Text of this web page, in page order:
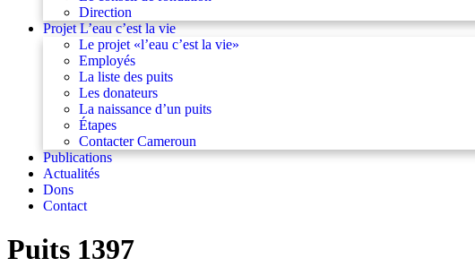
Direction
Projet L’eau c’est la vie
Le projet «l’eau c’est la vie»
Employés
La liste des puits
Les donateurs
La naissance d’un puits
Étapes
Contacter Cameroun
Publications
Actualités
Dons
Contact
Puits 1397